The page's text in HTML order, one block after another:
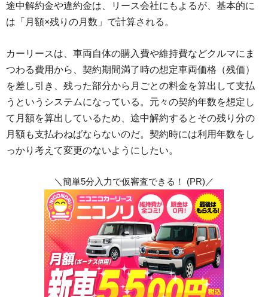
途中解約金や違約金は、リース会社にもよるが、基本的に
は「月額×残りの月数」で計算される。
カーリースは、車両自体の購入費や維持費などクルマにま
つわる費用から、契約期間満了時の想定車両価格（残価）
を差し引き、残った部分から月ごとの料金を算出して支払
うというシステムになっている。元々の契約年数を想定し
て月額を算出しているため、途中解約するとその残り分の
月額も支払わねばならないのだ。契約時には利用年数をし
っかり考えて変更のないようにしたい。
＼簡単5分入力で仮審査できる！ (PR)／